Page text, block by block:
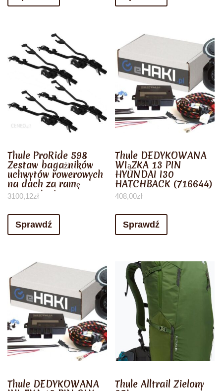
Thule ProRide 598
Zestaw bagażników
uchwytów rowerowych
na dach za ramę
czarny 4szt.
3100,12zł
Sprawdź
Thule DEDYKOWANA
WIąZKA 13 PIN
HYUNDAI I30
HATCHBACK (716644)
408,00zł
Sprawdź
Thule DEDYKOWANA Thule Alltrail Zielony